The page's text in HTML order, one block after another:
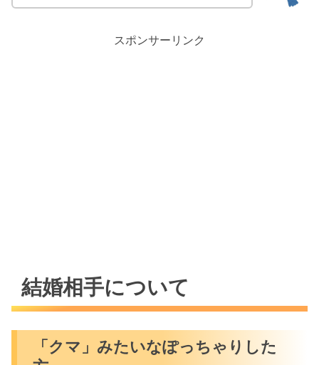
スポンサーリンク
結婚相手について
「クマ」みたいなぽっちゃりした